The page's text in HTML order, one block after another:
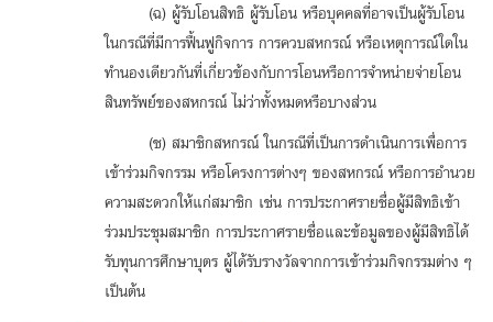
(ฉ) ผู้รับโอนสิทธิ ผู้รับโอน หรือบุคคลที่อาจเป็นผู้รับโอน
ในกรณีที่มีการฟื้นฟูกิจการ การควบสหกรณ์ หรือเหตุการณ์ใดใน
ทำนองเดียวกันที่เกี่ยวข้องกับการโอนหรือการจำหน่ายจ่ายโอน
สินทรัพย์ของสหกรณ์ ไม่ว่าทั้งหมดหรือบางส่วน
(ช) สมาชิกสหกรณ์ ในกรณีที่เป็นการดำเนินการเพื่อการ
เข้าร่วมกิจกรรม หรือโครงการต่างๆ ของสหกรณ์ หรือการอำนวย
ความสะดวกให้แก่สมาชิก เช่น การประกาศรายชื่อผู้มีสิทธิเข้า
ร่วมประชุมสมาชิก การประกาศรายชื่อและข้อมูลของผู้มีสิทธิได้
รับทุนการศึกษาบุตร ผู้ได้รับรางวัลจากการเข้าร่วมกิจกรรมต่าง ๆ
เป็นต้น